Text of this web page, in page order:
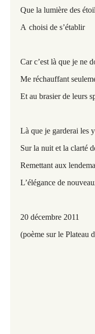
Que la lumière des
A choisi de s’établir
Car c’est là que je ne
Me réchauffant
Et au brasier de leurs
Là que je garderai les
Sur la nuit et la clarté
Remettant aux
L’élégance de
20 décembre 2011
(poème sur le Plateau